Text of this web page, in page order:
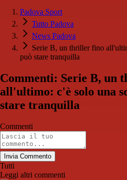
Padova Sport
Tutto Padova
News Padova
Serie B, un thriller fino
può stare tranquilla
Commenti: Serie B, un
all'ultimo: c'è solo una
stare tranquilla
Commenti
Invia Commento
Tutti
Leggi altri commenti